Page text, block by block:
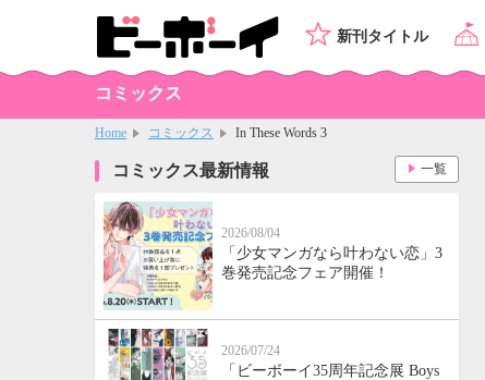
新刊タイトル
コミックス
Home コミックス In These Words 3
コミックス最新情報
2026/08/04
「少女マンガなら叶わない恋」3
巻発売記念フェア開催！
2026/07/24
「ビーボーイ35周年記念展 Boys
一覧